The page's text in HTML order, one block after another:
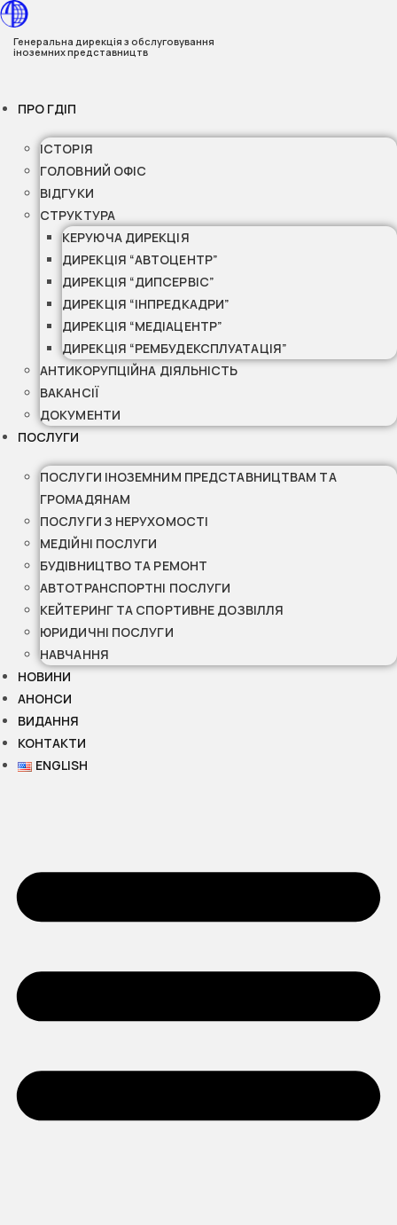
Перейти
до
вмісту
Генеральна дирекція з обслуговування
іноземних представництв
ПРО ГДІП
ІСТОРІЯ
ГОЛОВНИЙ ОФІС
ВІДГУКИ
СТРУКТУРА
КЕРУЮЧА ДИРЕКЦІЯ
ДИРЕКЦІЯ “АВТОЦЕНТР”
ДИРЕКЦІЯ “ДИПСЕРВІС”
ДИРЕКЦІЯ “ІНПРЕДКАДРИ”
ДИРЕКЦІЯ “МЕДІАЦЕНТР”
ДИРЕКЦІЯ “РЕМБУДЕКСПЛУАТАЦІЯ”
АНТИКОРУПЦІЙНА ДІЯЛЬНІСТЬ
ВАКАНСІЇ
ДОКУМЕНТИ
ПОСЛУГИ
ПОСЛУГИ ІНОЗЕМНИМ ПРЕДСТАВНИЦТВАМ ТА
ГРОМАДЯНАМ
ПОСЛУГИ З НЕРУХОМОСТІ
МЕДІЙНІ ПОСЛУГИ
БУДІВНИЦТВО ТА РЕМОНТ
АВТОТРАНСПОРТНІ ПОСЛУГИ
КЕЙТЕРИНГ ТА СПОРТИВНЕ ДОЗВІЛЛЯ
ЮРИДИЧНІ ПОСЛУГИ
НАВЧАННЯ
НОВИНИ
АНОНСИ
ВИДАННЯ
КОНТАКТИ
ENGLISH